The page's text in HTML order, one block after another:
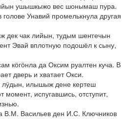
ушышкыжо вес шонымаш пура.
голове Унавий промелькнула другая
дек чак лийын, тудым шеҥгечын
Эвай вплотную подошёл к сыну,
кӧгӧнла да Оксим руалтен куча. В
дверь и хватает Окси.
лӱдын, илышыж дене кертеш
момент, испугавшись, отступит,
В.М. Васильев ден И.С. Ключников